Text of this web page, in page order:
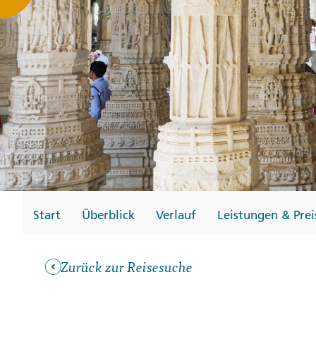
Gutscheine
Messen und
Notfallteam und
Krisenmanagement
Start Überblick Verlauf Leistungen &
Zurück zur Reisesuche